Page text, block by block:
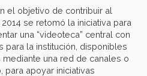
el objetivo de contribuir al
se retomó la iniciativa para
una “videoteca” central con
para la institución, disponibles
una red de canales o
apoyar iniciativas